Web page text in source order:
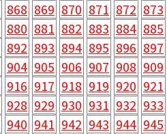
868 869 870 871 872 873
880 881 882 883 884 885
892 893 894 895 896 897
904 905 906 907 908 909
916 917 918 919 920 921
928 929 930 931 932 933
940 941 942 943 944 945